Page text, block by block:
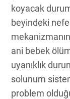
koyacak
beyindeki
ani bebek
uyanıklık
solunum
problem